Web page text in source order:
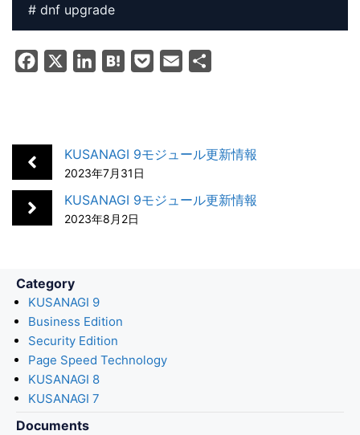
# dnf upgrade
o
e
d
I
n
n
a
e
l
KUSANAGI 9モジュール更新情報
2023年7月31日
KUSANAGI 9モジュール更新情報
2023年8月2日
Category
KUSANAGI 9
Business Edition
Security Edition
Page Speed Technology
KUSANAGI 8
KUSANAGI 7
Documents